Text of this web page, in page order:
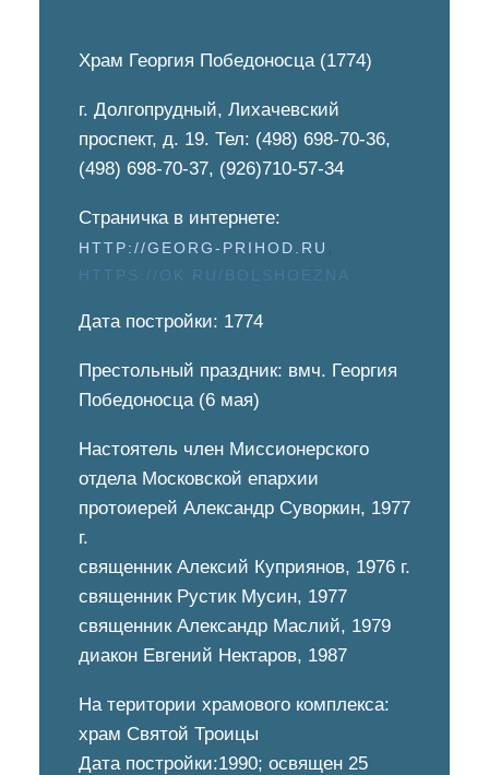
(1774)
ДОЛГОПРУДНЕНСКОЕ
БЛАГОЧИНИЕ
СЕРГИЕВО-ПОСАДСКОЙ
Храм Георгия Победоносца (1774)
г. Долгопрудный, Лихачевский
проспект, д. 19. Тел: (498) 698-70-36,
(498) 698-70-37, (926)710-57-34
Страничка в интернете:
HTTP://GEORG-PRIHOD.RU
HTTPS://OK.RU/BOLSHOEZNA
Дата постройки: 1774
Престольный праздник: вмч. Георгия
Победоносца (6 мая)
Настоятель член Миссионерского
отдела Московской епархии
протоиерей Александр Суворкин, 1977
г.
священник Алексий Куприянов, 1976 г.
священник Рустик Мусин, 1977
священник Александр Маслий, 1979
диакон Евгений Нектаров, 1987
На територии храмового комплекса:
храм Святой Троицы
Дата постройки:1990; освящен 25